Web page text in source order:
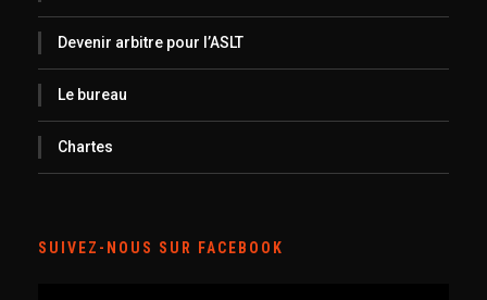
Devenir arbitre pour l’ASLT
Le bureau
Chartes
SUIVEZ-NOUS SUR FACEBOOK